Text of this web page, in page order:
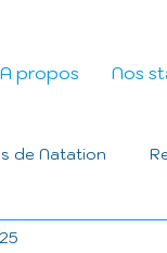
A propos Nos
de Natation